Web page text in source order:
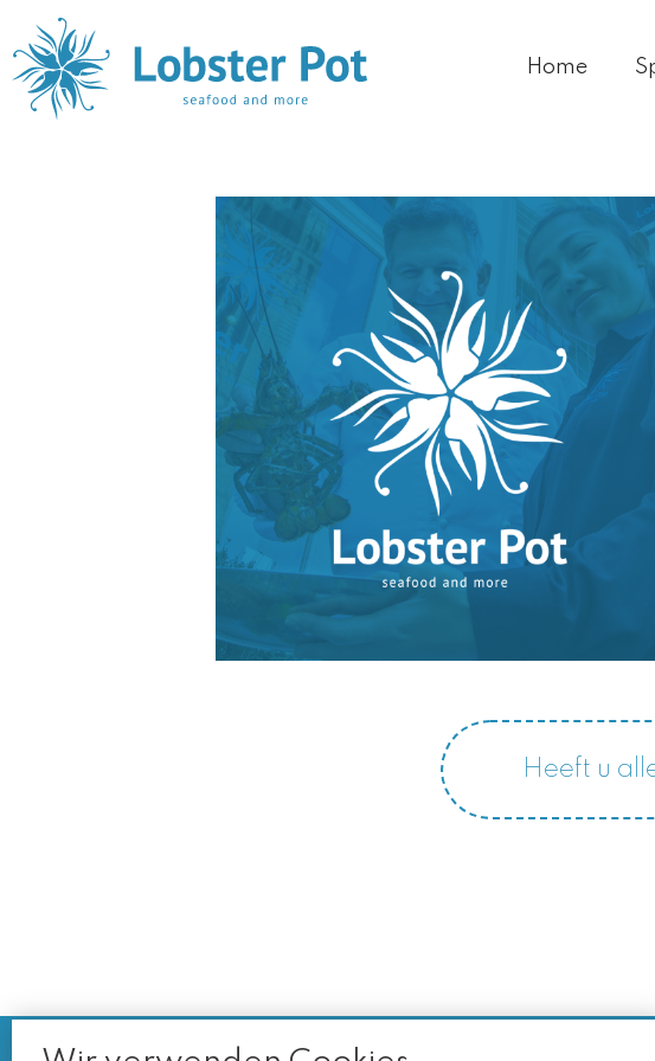
Home
Heeft u